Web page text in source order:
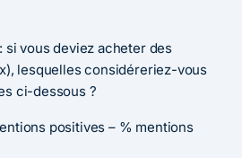
si vous deviez acheter des
lesquelles considéreriez-vous
ci-dessous ?
positives – % mentions